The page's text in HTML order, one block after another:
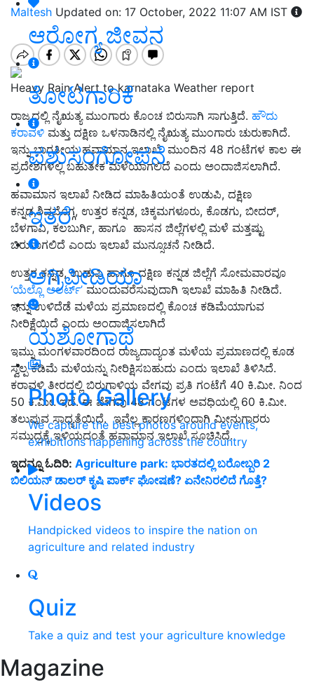
ಆರೋಗ್ಯ ಜೀವನ
ತೋಟಗಾರಿಕೆ
ಪಶುಸಂಗೋಪನೆ
ಇತರೆ
ಅಗ್ರಿಪೀಡಿಯಾ
ಯಶೋಗಾಥೆ
Photo Gallery
We capture the best photos around events,
exhibitions happening across the country
Videos
Handpicked videos to inspire the nation on
agriculture and related industry
Quiz
Take a quiz and test your agriculture knowledge
Magazine
Maltesh Updated on: 17 October, 2022 11:07 AM IST
Heavy Rain Alert to karnataka Weather report
ರಾಜ್ಯದಲ್ಲಿ ನೈಋತ್ಯ ಮುಂಗಾರು ಕೊಂಚ ಬಿರುಸಾಗಿ ಸಾಗುತ್ತಿದೆ. ಹೌದು
ಕರಾವಳಿ ಮತ್ತು ದಕ್ಷಿಣ ಒಳನಾಡಿನಲ್ಲಿ ನೈಋತ್ಯ ಮುಂಗಾರು ಚುರುಕಾಗಿದೆ.
ಇನ್ನು ಭಾರತೀಯ ಹವಾಮಾನ ಇಲಾಖೆ ಮುಂದಿನ 48 ಗಂಟೆಗಳ ಕಾಲ ಈ
ಪ್ರದೇಶಗಳಲ್ಲಿ ಬಹುತೇಕ ಮಳೆಯಾಗಲಿದೆ ಎಂದು ಅಂದಾಜಿಸಲಾಗಿದೆ.
ಹವಾಮಾನ ಇಲಾಖೆ ನೀಡಿದ ಮಾಹಿತಿಯಂತೆ ಉಡುಪಿ, ದಕ್ಷಿಣ
ಕನ್ನಡ,ಶಿವಮೊಗ್ಗ, ಉತ್ತರ ಕನ್ನಡ, ಚಿಕ್ಕಮಗಳೂರು, ಕೊಡಗು, ಬೀದರ್,
ಬೆಳಗಾವಿ, ಕಲಬುರ್ಗಿ, ಹಾಗೂ ಹಾಸನ ಜಿಲ್ಲೆಗಳಲ್ಲಿ ಮಳೆ ಮತ್ತಷ್ಟು
ಬಿರುಸಾಗಲಿದೆ ಎಂದು ಇಲಾಖೆ ಮುನ್ಸೂಚನೆ ನೀಡಿದೆ.
ಉತ್ತರ ಕನ್ನಡ, ಉಡುಪಿ ಹಾಗೂ ದಕ್ಷಿಣ ಕನ್ನಡ ಜಿಲ್ಲೆಗೆ ಸೋಮವಾರವೂ
‘ಯೆಲ್ಲೊ ಅಲರ್ಟ್’ ಮುಂದುವರೆಸುವುದಾಗಿ ಇಲಾಖೆ ಮಾಹಿತಿ ನೀಡಿದೆ.
ಇನ್ನು ಉಳಿದೆಡೆ ಮಳೆಯ ಪ್ರಮಾಣದಲ್ಲಿ ಕೊಂಚ ಕಡಿಮೆಯಾಗುವ
ನೀರಿಕ್ಷೆಯಿದೆ ಎಂದು ಅಂದಾಜಿಸಲಾಗಿದೆ
ಇಮ್ನು ಮಂಗಳವಾರದಿಂದ ರಾಜ್ಯದಾದ್ಯಂತ ಮಳೆಯ ಪ್ರಮಾಣದಲ್ಲಿ ಕೂಡ
ಸ್ವಲ್ಪ ಕಡಿಮೆ ಮಳೆಯನ್ನು ನೀರಿಕ್ಷಿಸಬಹುದು ಎಂದು ಇಲಾಖೆ ತಿಳಿಸಿದೆ.
ಕರಾವಳಿ ತೀರದಲ್ಲಿ ಬಿರುಗಾಳಿಯ ವೇಗವು ಪ್ರತಿ ಗಂಟೆಗೆ 40 ಕಿ.ಮೀ. ನಿಂದ
50 ಕಿ.ಮೀ. ಇದೆ. ಈ ವೇಗವು 48 ಗಂಟೆಗಳ ಅವಧಿಯಲ್ಲಿ 60 ಕಿ.ಮೀ.
ತಲುಪುವ ಸಾಧ್ಯತೆಯಿದೆ. ಇವೆಲ್ಲ ಕಾರಣಗಳಿಂದಾಗಿ ಮೀನುಗಾರರು
ಸಮುದ್ರಕ್ಕೆ ಇಳಿಯದಂತೆ ಹವಾಮಾನ ಇಲಾಖೆ ಸೂಚಿಸಿದೆ.
ಇದನ್ನೂ ಓದಿರಿ: Agriculture park: ಭಾರತದಲ್ಲಿ ಬರೋಬ್ಬರಿ 2
ಬಿಲಿಯನ್‌ ಡಾಲರ್‌ ಕೃಷಿ ಪಾರ್ಕ್ ಘೋಷಣೆ? ಏನೇನಿರಲಿದೆ ಗೊತ್ತೆ?